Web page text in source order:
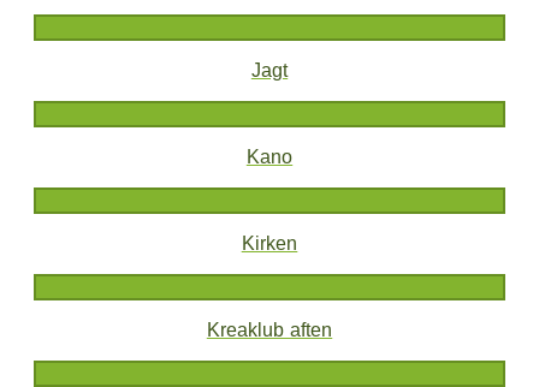
Jagt
Kano
Kirken
Kreaklub aften